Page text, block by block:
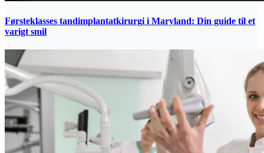
Førsteklasses tandimplantatkirurgi i Maryland: Din guide til et
varigt smil